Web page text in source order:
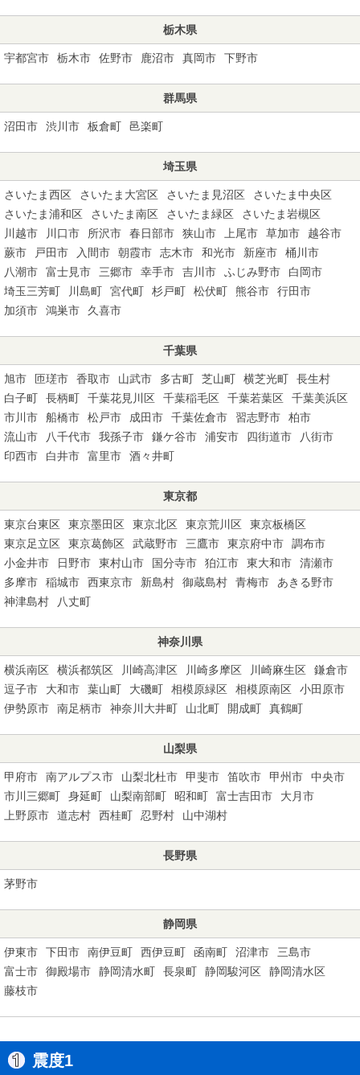
栃木県
宇都宮市 栃木市 佐野市 鹿沼市 真岡市 下野市
群馬県
沼田市 渋川市 板倉町 邑楽町
埼玉県
さいたま西区 さいたま大宮区 さいたま見沼区
さいたま中央区
さいたま浦和区
さいたま南区 さいたま緑区
さいたま岩槻区
川越市
川口市 所沢市 春日部市 狭山市 上尾市 草加市
越谷市
蕨市
戸田市 入間市 朝霞市 志木市 和光市 新座市
桶川市
八潮市
富士見市 三郷市 幸手市 吉川市 ふじみ野市
白岡市
埼玉三芳町
川島町 宮代町 杉戸町 松伏町 熊谷市
行田市
加須市
鴻巣市 久喜市
千葉県
旭市 匝瑳市 香取市 山武市 多古町 芝山町 横芝光町
長生村
白子町
長柄町 千葉花見川区 千葉稲毛区 千葉若葉区
千葉美浜区
市川市
船橋市 松戸市 成田市 千葉佐倉市 習志野市
柏市
流山市
八千代市 我孫子市 鎌ケ谷市 浦安市 四街道市
八街市
印西市
白井市 富里市 酒々井町
東京都
東京台東区 東京墨田区 東京北区 東京荒川区
東京板橋区
東京足立区
東京葛飾区 武蔵野市 三鷹市 東京府中市
調布市
小金井市
日野市 東村山市 国分寺市 狛江市 東大和市
清瀬市
多摩市
稲城市 西東京市 新島村 御蔵島村 青梅市
あきる野市
神津島村
八丈町
神奈川県
横浜南区 横浜都筑区 川崎高津区 川崎多摩区 川崎麻生区
鎌倉市
逗子市
大和市 葉山町 大磯町 相模原緑区 相模原南区
小田原市
伊勢原市
南足柄市 神奈川大井町 山北町 開成町 真鶴町
山梨県
甲府市 南アルプス市 山梨北杜市 甲斐市 笛吹市 甲州市
中央市
市川三郷町
身延町 山梨南部町 昭和町 富士吉田市
大月市
上野原市
道志村 西桂町 忍野村 山中湖村
長野県
茅野市
静岡県
伊東市 下田市 南伊豆町 西伊豆町 函南町 沼津市
三島市
富士市
御殿場市 静岡清水町 長泉町 静岡駿河区
静岡清水区
藤枝市
震度1